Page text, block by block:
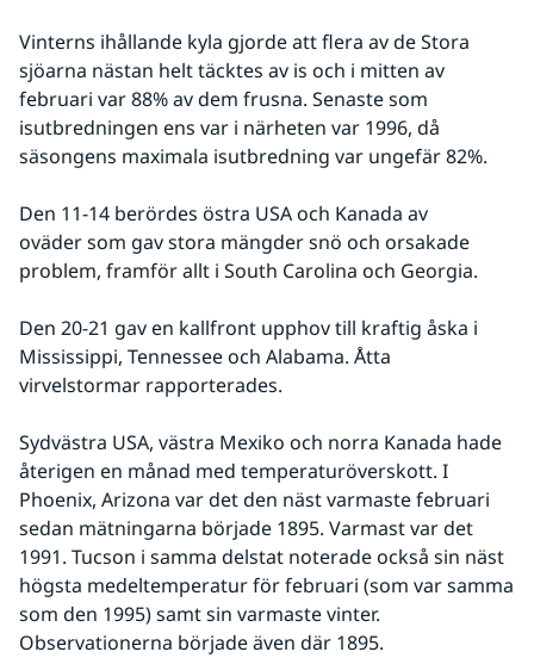
Vinterns ihållande kyla gjorde att flera av de Stora
sjöarna nästan helt täcktes av is och i mitten av
februari var 88% av dem frusna. Senaste som
isutbredningen ens var i närheten var 1996, då
säsongens maximala isutbredning var ungefär 82%.
Den 11-14 berördes östra USA och Kanada av
oväder som gav stora mängder snö och orsakade
problem, framför allt i South Carolina och Georgia.
Den 20-21 gav en kallfront upphov till kraftig åska i
Mississippi, Tennessee och Alabama. Åtta
virvelstormar rapporterades.
Sydvästra USA, västra Mexiko och norra Kanada hade
återigen en månad med temperaturöverskott. I
Phoenix, Arizona var det den näst varmaste februari
sedan mätningarna började 1895. Varmast var det
1991. Tucson i samma delstat noterade också sin näst
högsta medeltemperatur för februari (som var samma
som den 1995) samt sin varmaste vinter.
Observationerna började även där 1895.